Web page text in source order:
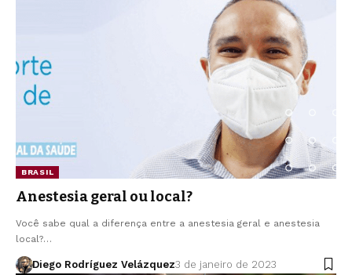
BRASIL
Anestesia geral ou local?
Você sabe qual a diferença entre a anestesia geral e anestesia
local?…
Diego Rodríguez Velázquez3 de janeiro de 2023